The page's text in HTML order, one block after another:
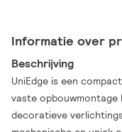
Informatie over
Beschrijving
UniEdge is een
vaste opbouwmontage
decoratieve